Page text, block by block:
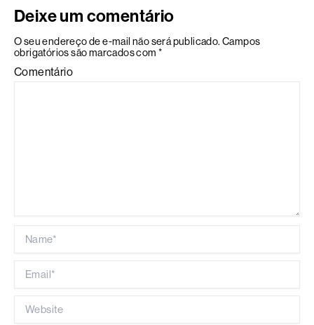
Deixe um comentário
O seu endereço de e-mail não será publicado. Campos
obrigatórios são marcados com *
Comentário